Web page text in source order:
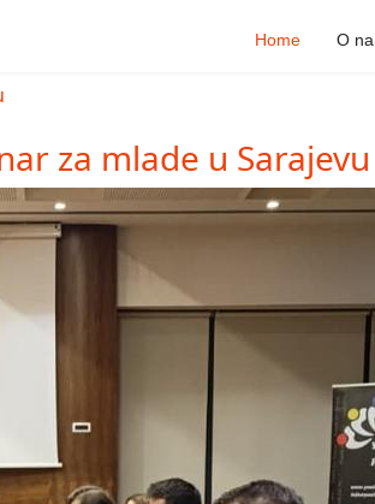
Home O
za mlade u Sarajevu